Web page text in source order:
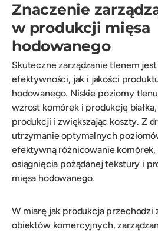
Znaczenie
w produkcji mięsa
hodowanego
Skuteczne zarządzanie tlenem
efektywności, jak i jakości
hodowanego. Niskie poziomy
wzrost komórek i produkcję
produkcji i zwiększając koszty. Z
utrzymanie optymalnych
efektywną różnicowanie
osiągnięcia pożądanej tekstury i
mięsa hodowanego.
W miarę jak produkcja przechodzi
obiektów komercyjnych,